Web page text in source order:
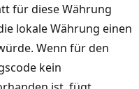
für diese Währung
lokale Währung einen
Wenn für den
kein